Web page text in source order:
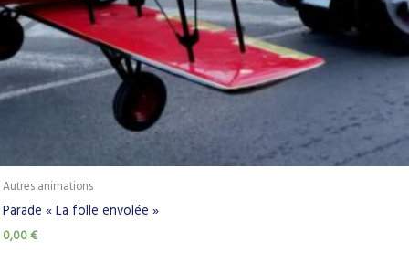
Autres animations
Parade « La folle envolée »
0,00€